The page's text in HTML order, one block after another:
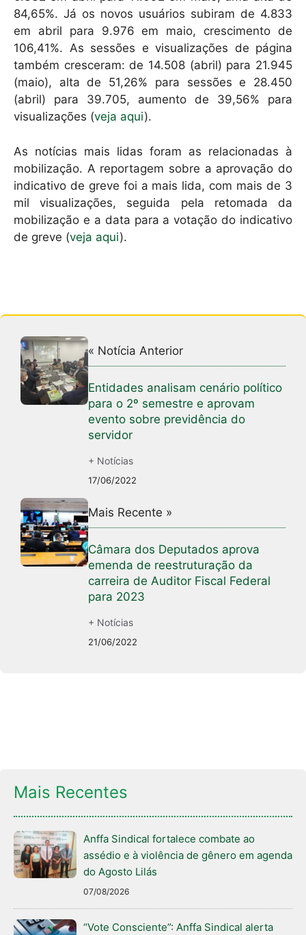
84,65%. Já os novos usuários subiram de 4.833
em abril para 9.976 em maio, crescimento de
106,41%. As sessões e visualizações de página
também cresceram: de 14.508 (abril) para 21.945
(maio), alta de 51,26% para sessões e 28.450
(abril) para 39.705, aumento de 39,56% para
visualizações (veja aqui).
As notícias mais lidas foram as relacionadas à
mobilização. A reportagem sobre a aprovação do
indicativo de greve foi a mais lida, com mais de 3
mil visualizações, seguida pela retomada da
mobilização e a data para a votação do indicativo
de greve (veja aqui).
« Notícia Anterior
Entidades analisam cenário político
para o 2º semestre e aprovam
evento sobre previdência do
servidor
+ Notícias
17/06/2022
Mais Recente »
Câmara dos Deputados aprova
emenda de reestruturação da
carreira de Auditor Fiscal Federal
para 2023
+ Notícias
21/06/2022
Mais Recentes
Anffa Sindical fortalece combate ao
assédio e à violência de gênero em agenda
do Agosto Lilás
07/08/2026
“Vote Consciente”: Anffa Sindical alerta